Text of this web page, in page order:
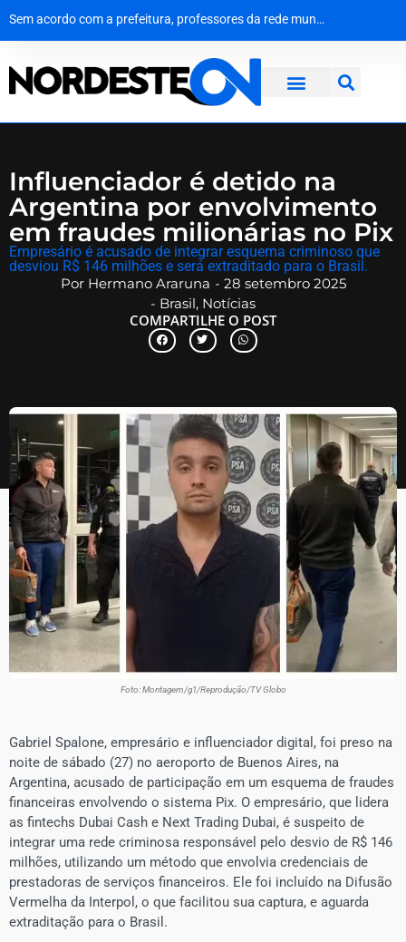
​Sem acordo com a prefeitura, professores da rede municipal de Natal entram em greve por tempo indeterminado
Operação em Barrolândia fecha casa de prostituição e apura suspeita de exploração infantil no extremo sul baiano
Vídeo: PF faz operação contra grupo criminoso atuante no tráfico de drogas
Do celular na cela ao asfalto: Operação Extramuros desmantela rede de roubo de cargas em Sergipe
Influenciador é detido na
Argentina por envolvimento
em fraudes milionárias no Pix
Empresário é acusado de integrar esquema criminoso que
desviou R$ 146 milhões e será extraditado para o Brasil.
PorHermano Araruna - 28 setembro 2025
- Brasil, Notícias
COMPARTILHE O POST
Foto: Montagem/g1/Reprodução/TV Globo
Gabriel Spalone, empresário e influenciador digital, foi preso na
noite de sábado (27) no aeroporto de Buenos Aires, na
Argentina, acusado de participação em um esquema de fraudes
financeiras envolvendo o sistema Pix. O empresário, que lidera
as fintechs Dubai Cash e Next Trading Dubai, é suspeito de
integrar uma rede criminosa responsável pelo desvio de R$ 146
milhões, utilizando um método que envolvia credenciais de
prestadoras de serviços financeiros. Ele foi incluído na Difusão
Vermelha da Interpol, o que facilitou sua captura, e aguarda
extraditação para o Brasil.